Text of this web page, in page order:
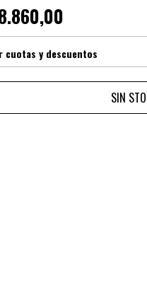
cuotas y descuentos
SIN